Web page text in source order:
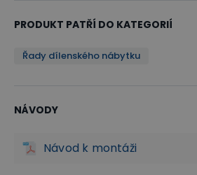
PRODUKT PATŘÍ DO KATEGORIÍ
Řady dílenského nábytku
NÁVODY
Návod k montáži